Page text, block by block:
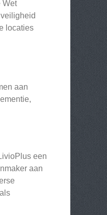
Wet
locaties
aan
een
aan